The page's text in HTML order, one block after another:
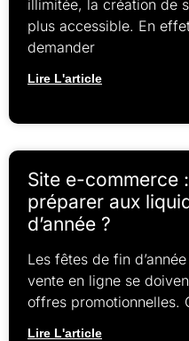
illimitée, la création de
plus accessible. En
demander
Lire L'article
Site e-commerce
préparer aux
d’année ?
Les fêtes de fin
vente en ligne se
offres promotionnelles.
Lire L'article